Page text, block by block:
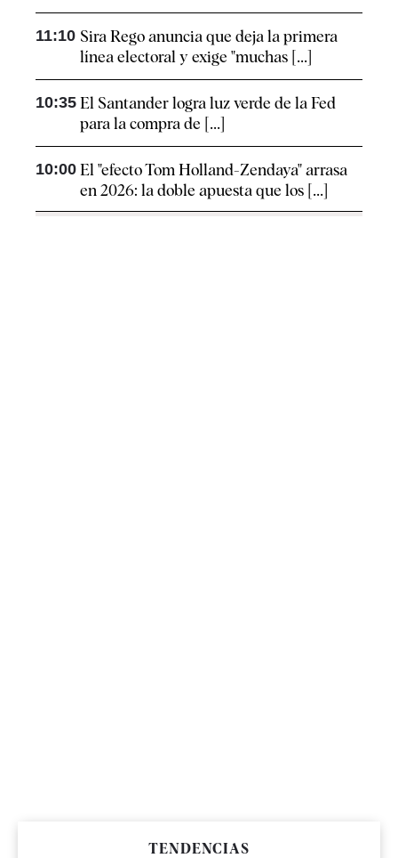
11:10 Sira Rego anuncia que deja la primera
línea electoral y exige "muchas [...]
10:35 El Santander logra luz verde de la Fed
para la compra de [...]
10:00 El "efecto Tom Holland-Zendaya" arrasa
en 2026: la doble apuesta que los [...]
TENDENCIAS